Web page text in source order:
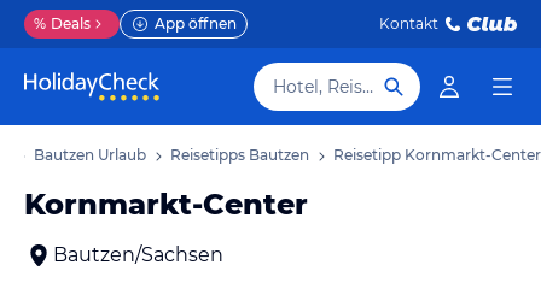
% Deals App öffnen Kontakt
Hotel, Reiseziel
Bautzen Urlaub Reisetipps Bautzen Reisetipp Kornmarkt-Center
Kornmarkt-Center
Bautzen/Sachsen